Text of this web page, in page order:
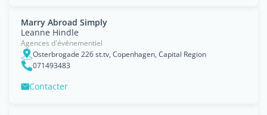
Marry Abroad Simply
Leanne Hindle
Agences d'événementiel
Osterbrogade 226 st.tv, Copenhagen, Capital Region
071493483
Contacter